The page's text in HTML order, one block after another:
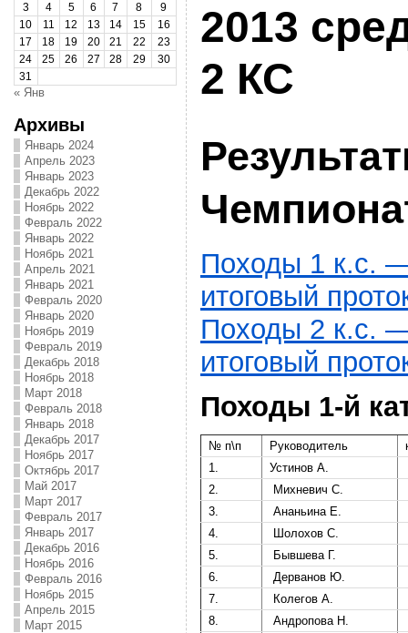
3
4 5 6 7 8
9
10
11 12 13 14 15
16
17
18 19 20 21 22
23
24
25 26 27 28 29
30
31
« Янв
Архивы
Январь 2024
Апрель 2023
Январь 2023
Декабрь 2022
Ноябрь 2022
Февраль 2022
Январь 2022
Ноябрь 2021
Апрель 2021
Январь 2021
Февраль 2020
Январь 2020
Ноябрь 2019
Февраль 2019
Декабрь 2018
Ноябрь 2018
Март 2018
Февраль 2018
Январь 2018
Декабрь 2017
Ноябрь 2017
Октябрь 2017
Май 2017
Март 2017
Февраль 2017
Январь 2017
Декабрь 2016
Ноябрь 2016
Февраль 2016
Ноябрь 2015
Апрель 2015
Март 2015
2013
2 КС
Походы 1 к.с.
итоговый
Походы 2 к.с.
итоговый
Походы 1-й
№ п\п Руководитель
1.
Устинов А.
2.
Михневич С.
3.
Ананьина Е.
4.
Шолохов С.
5.
Бывшева Г.
6.
Дерванов Ю.
7.
Колегов А.
8.
Андропова Н.